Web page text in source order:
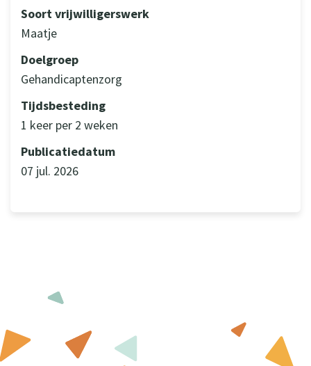
Soort vrijwilligerswerk
Maatje
Doelgroep
Gehandicaptenzorg
Tijdsbesteding
1 keer per 2 weken
Publicatiedatum
07 jul. 2026